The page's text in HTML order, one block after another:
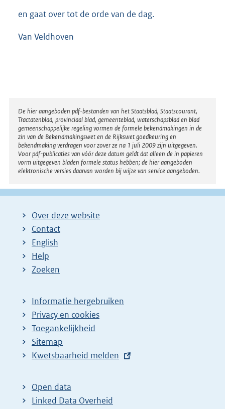
en gaat over tot de orde van de dag.
Van Veldhoven
Disclaimer
De hier aangeboden pdf-bestanden van het Staatsblad, Staatscourant,
Tractatenblad, provinciaal blad, gemeenteblad, waterschapsblad en blad
gemeenschappelijke regeling vormen de formele bekendmakingen in de
zin van de Bekendmakingswet en de Rijkswet goedkeuring en
bekendmaking verdragen voor zover ze na 1 juli 2009 zijn uitgegeven.
Voor pdf-publicaties van vóór deze datum geldt dat alleen de in papieren
vorm uitgegeven bladen formele status hebben; de hier aangeboden
elektronische versies daarvan worden bij wijze van service aangeboden.
Over deze website
Contact
English
Help
Zoeken
Informatie hergebruiken
Privacy en cookies
Toegankelijkheid
Sitemap
E
t
e
Kwetsbaarheid melden
Open data
Linked Data Overheid